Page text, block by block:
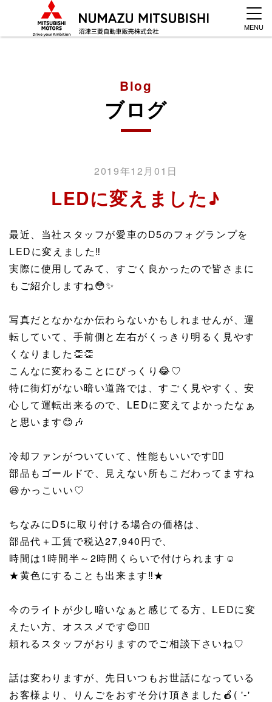
MENU
Blog
ブログ
2019年12月01日
LEDに変えました♪
最近、当社スタッフが愛車のD5のフォグランプを
LEDに変えました‼️
実際に使用してみて、すごく良かったので皆さまに
もご紹介しますね😳✨
写真だとなかなか伝わらないかもしれませんが、運
転していて、手前側と左右がくっきり明るく見やす
くなりました👏👏
こんなに変わることにびっくり😂♡
特に街灯がない暗い道路では、すごく見やすく、安
心して運転出来るので、LEDに変えてよかったなぁ
と思います😊🎶
冷却ファンがついていて、性能もいいです🙆‍♀️
部品もゴールドで、見えない所もこだわってますね
😆かっこいい♡
ちなみにD5に取り付ける場合の価格は、
部品代＋工賃で税込27,940円で、
時間は1時間半～2時間くらいで付けられます☺️
★黄色にすることも出来ます‼️★
今のライトが少し暗いなぁと感じてる方、LEDに変
えたい方、オススメです😊👌🏻
頼れるスタッフがおりますのでご相談下さいね♡
話は変わりますが、先日いつもお世話になっている
お客様より、りんごをおすそ分け頂きました🍎( '-'